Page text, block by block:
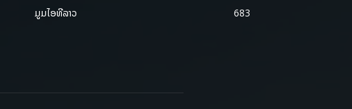
ມູມໄອທີລາວ
683